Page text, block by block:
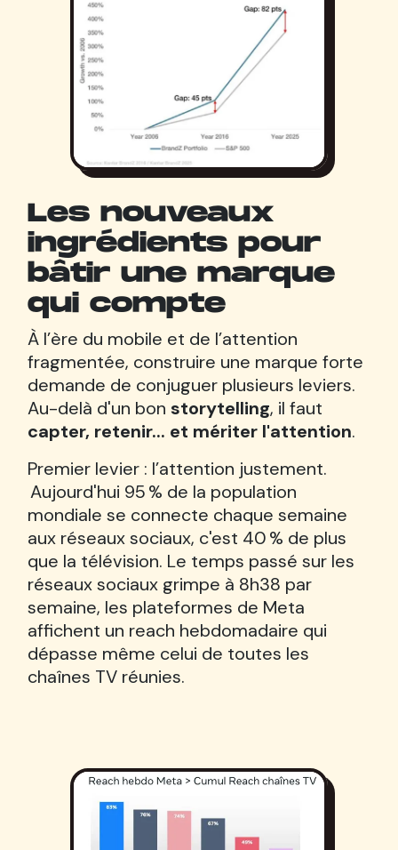
Les nouveaux
ingrédients pour
bâtir une marque
qui compte
À l’ère du mobile et de l’attention
fragmentée, construire une marque forte
demande de conjuguer plusieurs leviers.
Au-delà d'un bon storytelling, il faut
capter, retenir... et mériter l'attention.
Premier levier : l’attention justement.
Aujourd'hui 95 % de la population
mondiale se connecte chaque semaine
aux réseaux sociaux, c'est 40 % de plus
que la télévision. Le temps passé sur les
réseaux sociaux grimpe à 8h38 par
semaine, les plateformes de Meta
affichent un reach hebdomadaire qui
dépasse même celui de toutes les
chaînes TV réunies.